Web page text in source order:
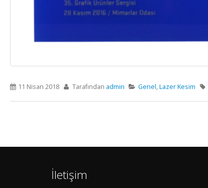
11 Nisan 2018 Tarafından admin Genel,Lazer Kesim
İletişim